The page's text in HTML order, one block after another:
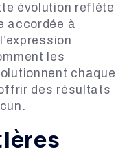
évolution reflète
accordée à
les
chaque
des résultats